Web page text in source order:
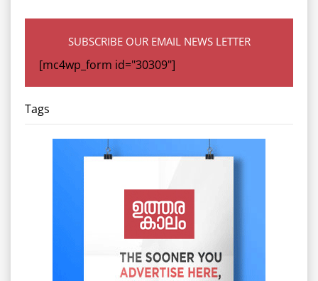
SUBSCRIBE OUR EMAIL NEWS LETTER
[mc4wp_form id="30309"]
Tags